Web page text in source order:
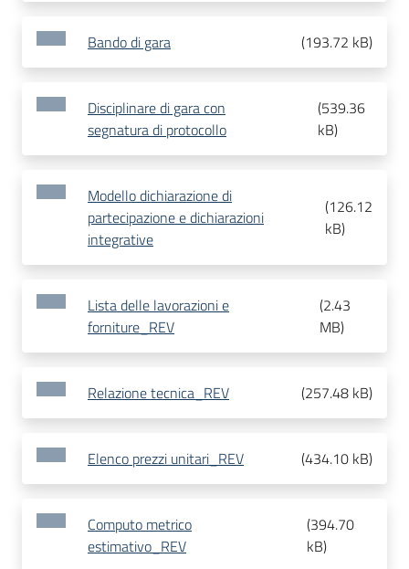
Bando di gara (193.72 kB)
Disciplinare di gara con
segnatura di protocollo
(539.36
kB)
Modello dichiarazione di
partecipazione e dichiarazioni
integrative
(126.12
kB)
Lista delle lavorazioni e
forniture_REV
(2.43
MB)
Relazione tecnica_REV (257.48 kB)
Elenco prezzi unitari_REV (434.10 kB)
Computo metrico
estimativo_REV
(394.70
kB)